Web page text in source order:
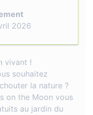
2026
vivant !
souhaitez
la nature ?
on the Moon vous
au jardin du